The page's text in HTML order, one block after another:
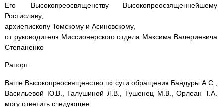
Его Высокопреосвященству Высокопреосвященнейшему
Ростиславу,
архиепископу Томскому и Асиновскому,
от руководителя Миссионерского отдела Максима Валериевича
Степаненко
Рапорт
Ваше Высокопреосвященство по сути обращения Бандуры А.С.,
Васильевой Ю.В., Галушиной Л.В., Гушенец М.В., Орлеан Т.А.
могу ответить следующее.